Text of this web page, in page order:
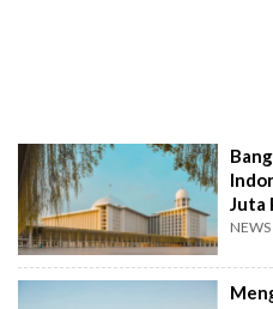
Juta
NEWS